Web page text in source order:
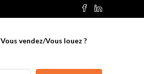
Vous vendez/Vous louez ?